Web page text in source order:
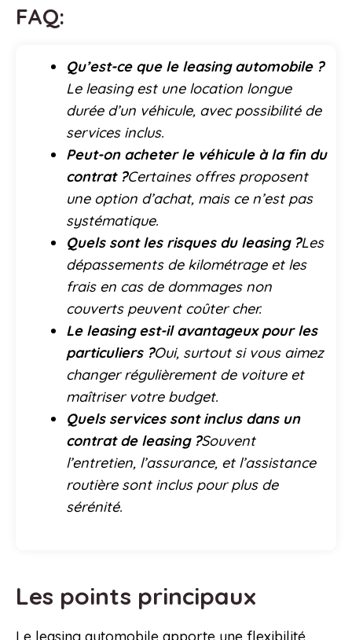
FAQ:
Qu’est-ce que le leasing automobile ?
Le leasing est une location longue
durée d’un véhicule, avec possibilité de
services inclus.
Peut-on acheter le véhicule à la fin du
contrat ?Certaines offres proposent
une option d’achat, mais ce n’est pas
systématique.
Quels sont les risques du leasing ?Les
dépassements de kilométrage et les
frais en cas de dommages non
couverts peuvent coûter cher.
Le leasing est-il avantageux pour les
particuliers ?Oui, surtout si vous aimez
changer régulièrement de voiture et
maîtriser votre budget.
Quels services sont inclus dans un
contrat de leasing ?Souvent
l’entretien, l’assurance, et l’assistance
routière sont inclus pour plus de
sérénité.
Les points principaux